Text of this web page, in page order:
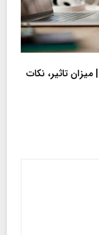
آزمون رغبت سنجی و توانایی پایه نهم ۱۴۰۳-۱۴۰۲ | میزان تاثیر، نکات